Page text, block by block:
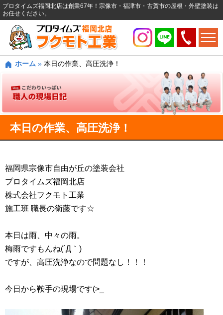
プロタイムズ福岡北店は創業67年！宗像市・福津市・古賀市の屋根・外壁塗装は
お任せください。
ホーム » 本日の作業、高圧洗浄！
本日の作業、高圧洗浄！
福岡県宗像市自由が丘の塗装会社
プロタイムズ福岡北店
株式会社フクモト工業
施工班 職長の衛藤です☆
本日は雨、中々の雨。
梅雨ですもんね(´Д｀)
ですが、高圧洗浄なので問題なし！！！
今日から鞍手の現場です(>_